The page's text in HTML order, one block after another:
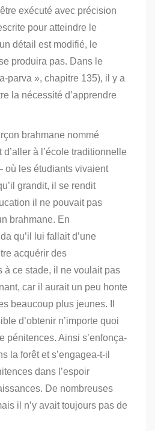
exécuté avec précision
pour atteindre le
détail est modifié, le
produira pas. Dans le
parva », chapitre 135), il y a
la nécessité d’apprendre
brahmane nommé
à l’école traditionnelle
où les étudiants vivaient
grandit, il se rendit
il ne pouvait pas
brahmane. En
qu’il lui fallait d’une
acquérir des
à ce stade, il ne voulait pas
car il aurait un peu honte
beaucoup plus jeunes. Il
d’obtenir n’importe quoi
pénitences. Ainsi s’enfonça-
la forêt et s’engagea-t-il
dans l’espoir
De nombreuses
il n’y avait toujours pas de